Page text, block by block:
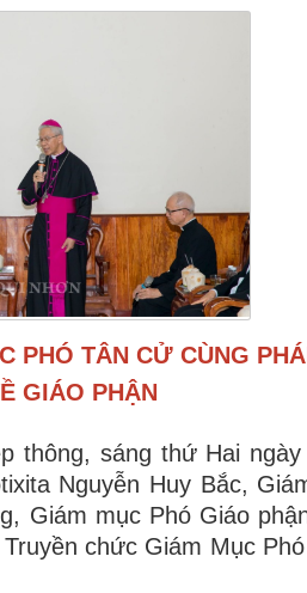
PHÓ TÂN CỬ CÙNG
GIÁO PHẬN
thông, sáng thứ Hai
Nguyễn Huy Bắc,
Giám mục Phó Giáo
chức Giám Mục